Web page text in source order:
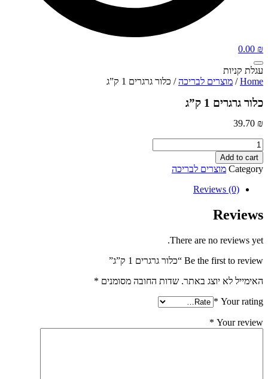
0.00 ₪
עגלת קניות
Home
/ מוצרים לבריכה/ כלור גרגרים 1 ק”ג
כלור גרגרים 1 ק”ג
39.70 ₪
כלור
גרגרים
1
ק"ג
quantity
Add to cart
Category מוצרים לבריכה
Reviews (0)
Reviews
There are no reviews yet.
Be the first to review “כלור גרגרים 1 ק”ג”
האימייל לא יוצג באתר. שדות החובה מסומנים *
Your rating
*
Your review
*